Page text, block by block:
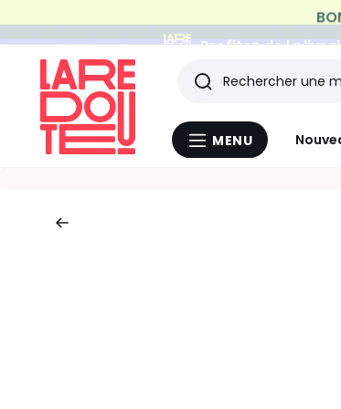
Profitez de la
Menu
MENU
Rechercher
Les
derniers